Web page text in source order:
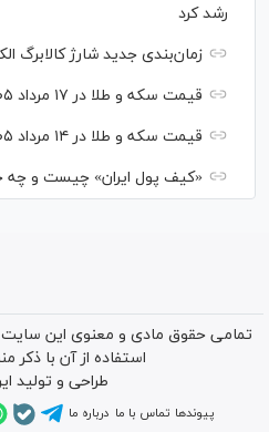
رشد کرد
زمان‌بندی جدید شارژ کالابرگ
قیمت سکه و طلا در ۱۷ مرداد ۱۴۰۵
قیمت سکه و طلا در ۱۴ مرداد ۱۴۰۵
«کیف پول ایران» چیست و چه
تمامی حقوق مادی و معنوی این سایت
استفاده از آن با ذکر
طراحی و تولید
پیوندها تماس با ما درباره ما